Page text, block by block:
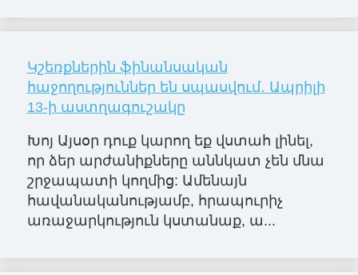
Կշեռքներին ֆինանսական
հաջողություններ են սպասվում․ Ապրիլի
13-ի աստղագուշակը
Խոյ Այսօր դուք կարող եք վստահ լինել,
որ ձեր արժանիքները աննկատ չեն մնա
շրջապատի կողմից: Ամենայն
հավանականությամբ, հրապուրիչ
առաջարկություն կստանաք, ա...